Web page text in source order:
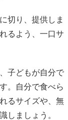
切り、提供しま
るよう、一口サ
子どもが自分で
。自分で食べら
るサイズや、無
しましょう。